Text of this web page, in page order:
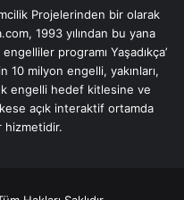
Projelerinden bir olarak
1993 yılından bu yana
programı Yaşadıkça’
10 milyon engelli, yakınları,
engelli hedef kitlesine ve
açık interaktif ortamda
hizmetidir.